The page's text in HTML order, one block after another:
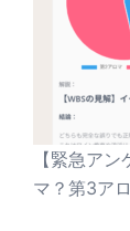
【緊急ア
マ？第3ア